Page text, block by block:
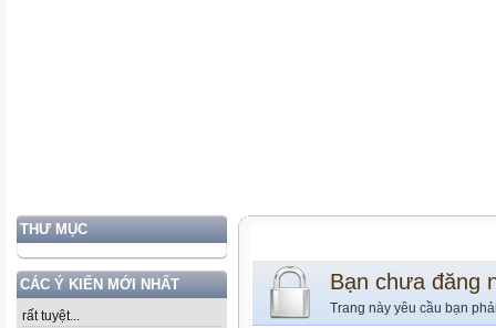
THƯ MỤC
CÁC Ý KIẾN MỚI NHẤT
rất tuyệt...
Bạn chưa đăng
Trang này yêu cầu bạn